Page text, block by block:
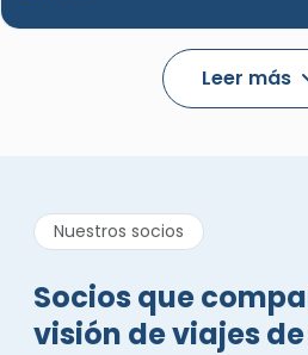
Leer más
Nuestros socios
Socios que
visión de viajes